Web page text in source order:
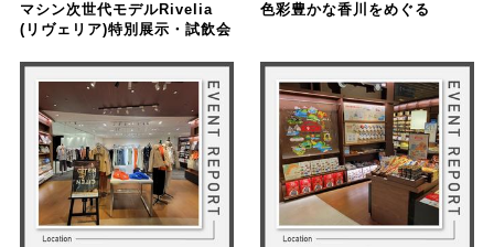
マシン次世代モデルRivelia
(リヴェリア)特別展示・試飲会
色彩豊かな香川をめぐる